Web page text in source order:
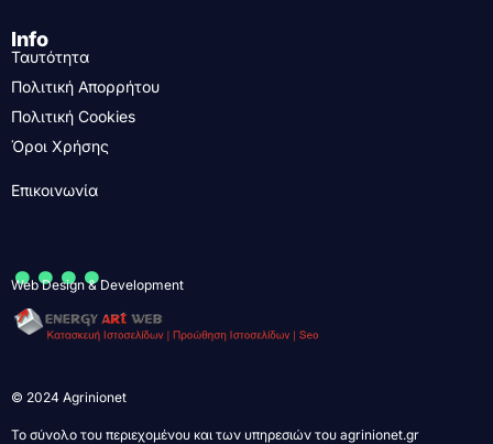
Info
Ταυτότητα
Πολιτική Απορρήτου
Πολιτική Cookies
Όροι Χρήσης
Επικοινωνία
....
Web Design & Development
© 2024 Agrinionet
Το σύνολο του περιεχομένου και των υπηρεσιών του agrinionet.gr